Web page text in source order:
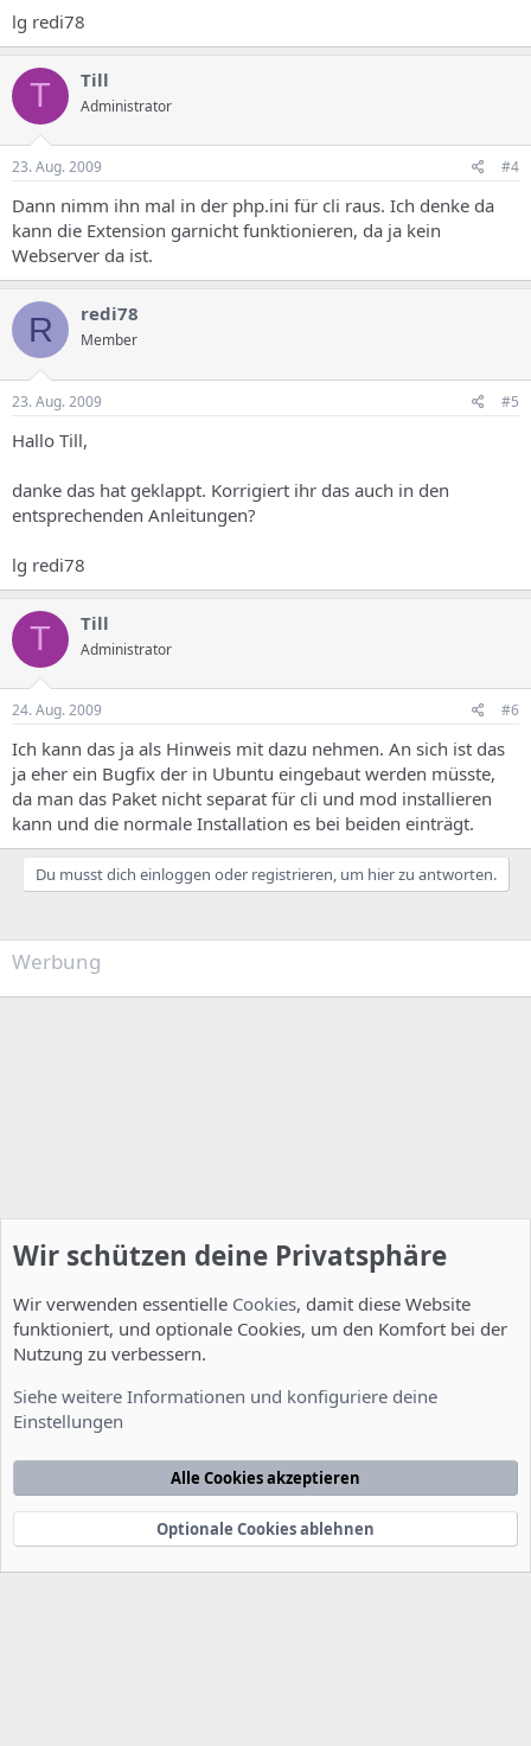
lg redi78
T Till
Administrator
23. Aug. 2009 #4
Dann nimm ihn mal in der php.ini für cli raus. Ich denke da
kann die Extension garnicht funktionieren, da ja kein
Webserver da ist.
R redi78
Member
23. Aug. 2009 #5
Hallo Till,
danke das hat geklappt. Korrigiert ihr das auch in den
entsprechenden Anleitungen?
lg redi78
T Till
Administrator
24. Aug. 2009 #6
Ich kann das ja als Hinweis mit dazu nehmen. An sich ist das
ja eher ein Bugfix der in Ubuntu eingebaut werden müsste,
da man das Paket nicht separat für cli und mod installieren
kann und die normale Installation es bei beiden einträgt.
Du musst dich einloggen oder registrieren, um hier zu antworten.
Werbung
Nutzungsbedingungen Datenschutzerklärung
Startseite
e
Community platform by XenForo® © 2010-2022 XenForo Ltd.
xenDach©2010-2014
Wir schützen deine Privatsphäre
Wir verwenden essentielle Cookies, damit diese Website
funktioniert, und optionale Cookies, um den Komfort bei der
Nutzung zu verbessern.
Siehe weitere Informationen und konfiguriere deine
Einstellungen
Alle Cookies akzeptieren
Optionale Cookies ablehnen